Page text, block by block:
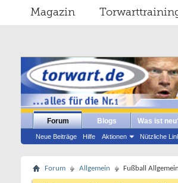
Magazin
Forum
Neue Beiträge Hilfe Aktionen Nützliche
Blogs Was ist
Forum Allgemein Fußball Allgemein